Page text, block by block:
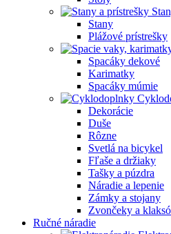
Stany
Plážové prístrešky
Spacáky dekové
Karimatky
Spacáky múmie
Dekorácie
Duše
Rôzne
Svetlá na bicykel
Fľaše a držiaky
Tašky a púzdra
Náradie a lepenie
Zámky a stojany
Zvončeky a
Ručné náradie